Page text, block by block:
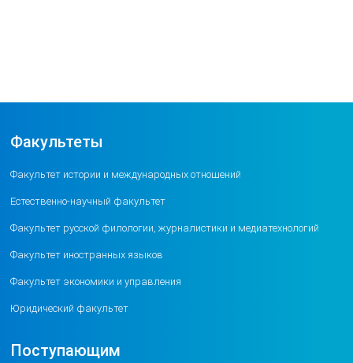
Факультеты
Факультет истории и международных отношений
Естественно-научный факультет
Факультет русской филологии, журналистики и медиатехнологий
Факультет иностранных языков
Факультет экономики и управления
Юридический факультет
Поступающим